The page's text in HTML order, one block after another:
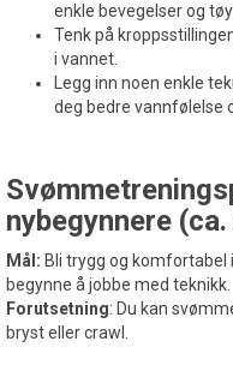
enkle bevegelser og
Tenk på
i vannet.
Legg inn noen enkle
deg bedre vannfølelse
nybegynnere
Mål: Bli trygg og
begynne å jobbe med teknikk.
Forutsetning: Du kan
bryst eller crawl.